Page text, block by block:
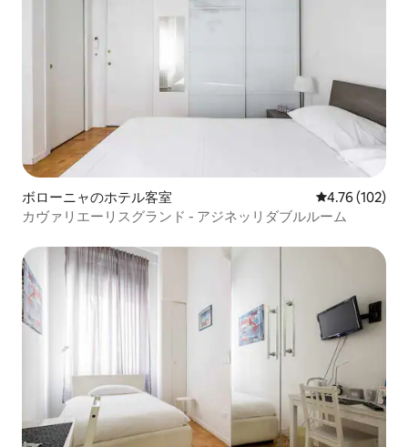
ボローニャのホテル客室 レビュー102
4.76 (102)
カヴァリエーリスグランド - アジネッリダブルルーム